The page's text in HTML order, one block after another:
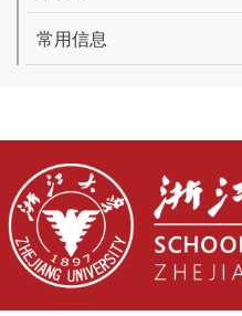
常用信息